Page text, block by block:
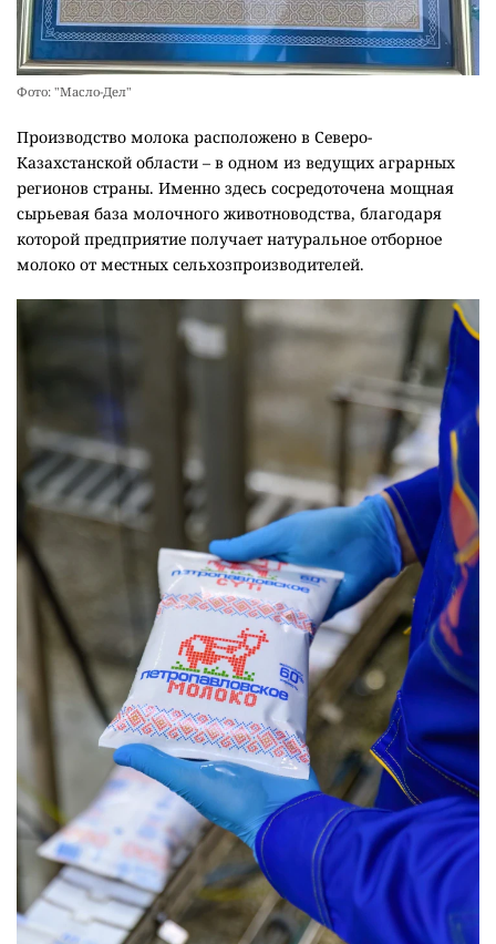
Фото: "Масло-Дел"
Производство молока расположено в Северо-
Казахстанской области – в одном из ведущих аграрных
регионов страны. Именно здесь сосредоточена мощная
сырьевая база молочного животноводства, благодаря
которой предприятие получает натуральное отборное
молоко от местных сельхозпроизводителей.